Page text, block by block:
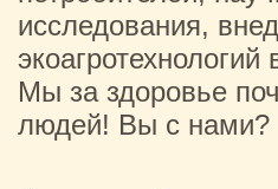
исследования,
Мы за здоровье
людей! Вы с нами?